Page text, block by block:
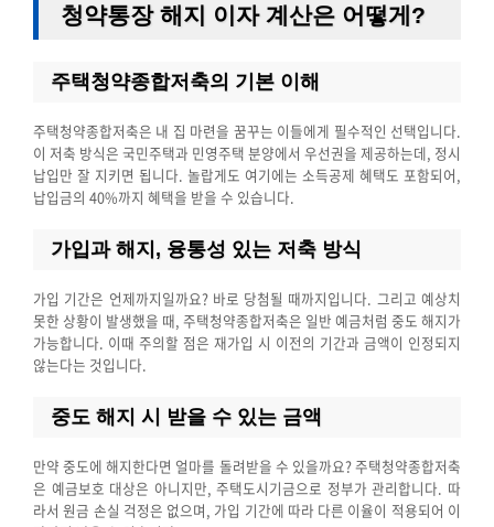
청약통장 해지 이자 계산은 어떻게?
주택청약종합저축의 기본 이해
주택청약종합저축은 내 집 마련을 꿈꾸는 이들에게 필수적인 선택입니다.
이 저축 방식은 국민주택과 민영주택 분양에서 우선권을 제공하는데, 정시
납입만 잘 지키면 됩니다. 놀랍게도 여기에는 소득공제 혜택도 포함되어,
납입금의 40%까지 혜택을 받을 수 있습니다.
가입과 해지, 융통성 있는 저축 방식
가입 기간은 언제까지일까요? 바로 당첨될 때까지입니다. 그리고 예상치
못한 상황이 발생했을 때, 주택청약종합저축은 일반 예금처럼 중도 해지가
가능합니다. 이때 주의할 점은 재가입 시 이전의 기간과 금액이 인정되지
않는다는 것입니다.
중도 해지 시 받을 수 있는 금액
만약 중도에 해지한다면 얼마를 돌려받을 수 있을까요? 주택청약종합저축
은 예금보호 대상은 아니지만, 주택도시기금으로 정부가 관리합니다. 따
라서 원금 손실 걱정은 없으며, 가입 기간에 따라 다른 이율이 적용되어 이